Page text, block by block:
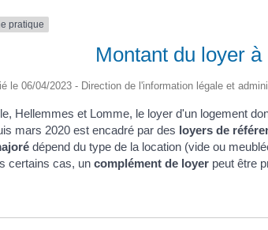
pratique
Montant du loyer
le 06/04/2023 - Direction de l'information légale et
Hellemmes et Lomme, le loyer d'un logement
mars 2020 est encadré par des loyers de
dépend du type de la location (vide ou
certains cas, un complément de loyer peut être